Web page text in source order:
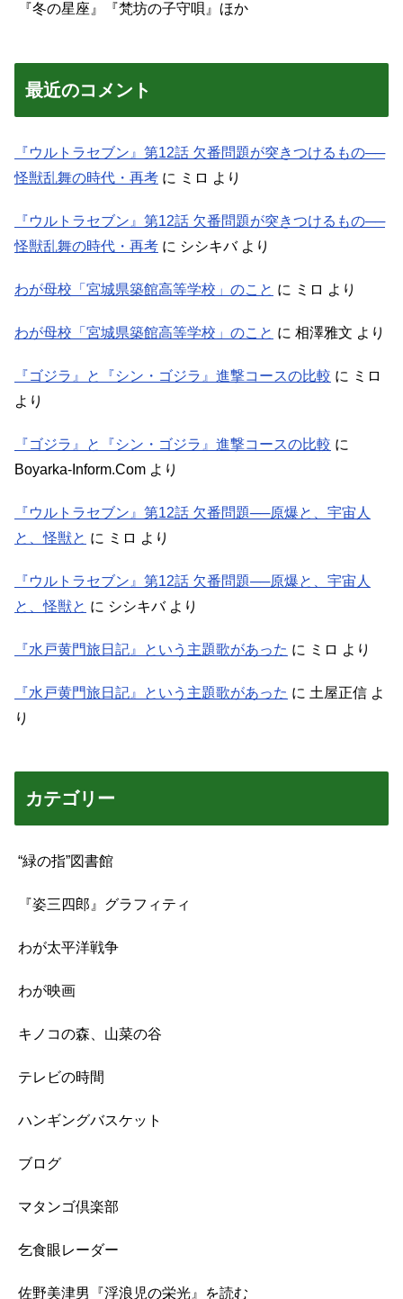
『冬の星座』『梵坊の子守唄』ほか
最近のコメント
『ウルトラセブン』第12話 欠番問題が突きつけるもの──
怪獣乱舞の時代・再考 に ミロ より
『ウルトラセブン』第12話 欠番問題が突きつけるもの──
怪獣乱舞の時代・再考 に シシキバより
わが母校「宮城県築館高等学校」のこと に ミロ より
わが母校「宮城県築館高等学校」のこと に 相澤雅文 より
『ゴジラ』と『シン・ゴジラ』進撃コースの比較 に ミロ
より
『ゴジラ』と『シン・ゴジラ』進撃コースの比較 に
Boyarka-Inform.Com より
『ウルトラセブン』第12話 欠番問題──原爆と、宇宙人
と、怪獣と に ミロ より
『ウルトラセブン』第12話 欠番問題──原爆と、宇宙人
と、怪獣と に シシキバより
『水戸黄門旅日記』という主題歌があった に ミロ より
『水戸黄門旅日記』という主題歌があった に 土屋正信 よ
り
カテゴリー
“緑の指”図書館
『姿三四郎』グラフィティ
わが太平洋戦争
わが映画
キノコの森、山菜の谷
テレビの時間
ハンギングバスケット
ブログ
マタンゴ倶楽部
乞食眼レーダー
佐野美津男『浮浪児の栄光』を読む